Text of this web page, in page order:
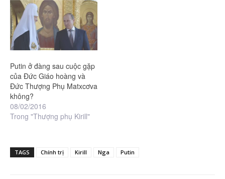
Putin ở đàng sau cuộc gặp
của Đức Giáo hoàng và
Đức Thượng Phụ Matxcơva
không?
08/02/2016
Trong "Thượng phụ Kirill"
TAGS Chính trị Kirill Nga Putin